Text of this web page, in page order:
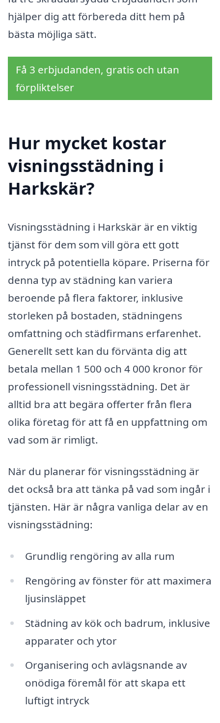
hjälper dig att förbereda ditt hem på
bästa möjliga sätt.
Få 3 erbjudanden, gratis och utan
förpliktelser
Hur mycket kostar
visningsstädning i
Harkskär?
Visningsstädning i Harkskär är en viktig
tjänst för dem som vill göra ett gott
intryck på potentiella köpare. Priserna för
denna typ av städning kan variera
beroende på flera faktorer, inklusive
storleken på bostaden, städningens
omfattning och städfirmans erfarenhet.
Generellt sett kan du förvänta dig att
betala mellan 1 500 och 4 000 kronor för
professionell visningsstädning. Det är
alltid bra att begära offerter från flera
olika företag för att få en uppfattning om
vad som är rimligt.
När du planerar för visningsstädning är
det också bra att tänka på vad som ingår i
tjänsten. Här är några vanliga delar av en
visningsstädning:
Grundlig rengöring av alla rum
Rengöring av fönster för att maximera
ljusinsläppet
Städning av kök och badrum, inklusive
apparater och ytor
Organisering och avlägsnande av
onödiga föremål för att skapa ett
luftigt intryck